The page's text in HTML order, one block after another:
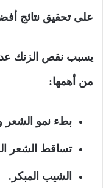
على تحقيق نتائج
يسبب نقص الزنك
من أهمها:
بطء نمو الشعر
تساقط الشعر
الشيب المبكر.